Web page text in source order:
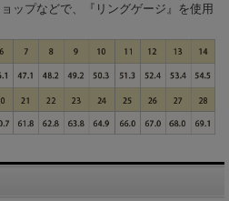
ップなどで、『リングゲージ』を使用